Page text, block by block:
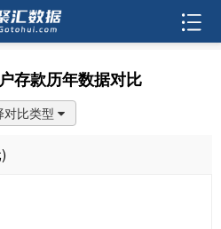
存款历年数据对比
对比类型